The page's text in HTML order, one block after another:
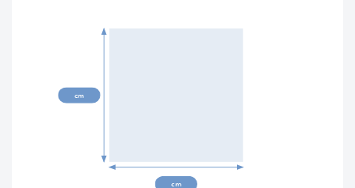
cm
cm